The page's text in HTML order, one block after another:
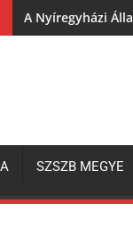
A Nyíregyházi
SZSZB MEGYE